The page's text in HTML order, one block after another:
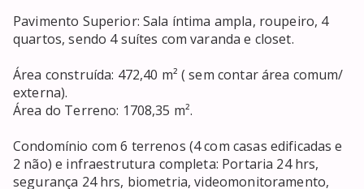
Pavimento Superior: Sala íntima ampla, roupeiro, 4
quartos, sendo 4 suítes com varanda e closet.
Área construída: 472,40 m² ( sem contar área comum/
externa).
Área do Terreno: 1708,35 m².
Condomínio com 6 terrenos (4 com casas edificadas e
2 não) e infraestrutura completa: Portaria 24 hrs,
segurança 24 hrs, biometria, videomonitoramento,